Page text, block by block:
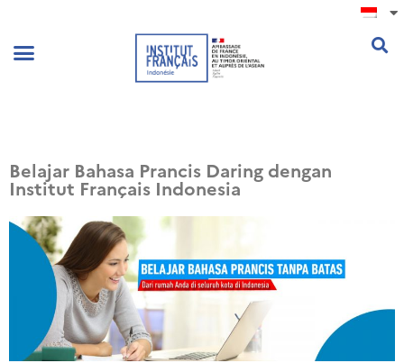
Belajar Bahasa Prancis Daring dengan
Institut Français Indonesia​